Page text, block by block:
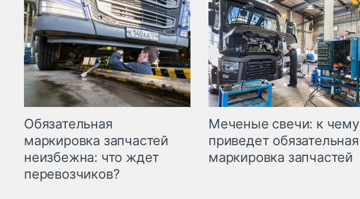
Обязательная
маркировка запчастей
неизбежна: что ждет
перевозчиков?
Меченые свечи: к чему
приведет обязательная
маркировка запчастей